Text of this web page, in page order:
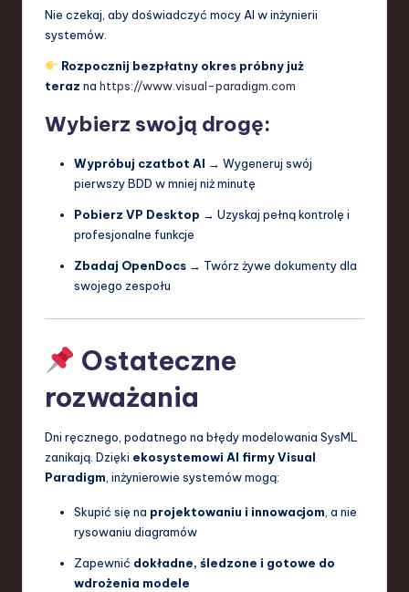
Nie czekaj, aby doświadczyć mocy AI w inżynierii
systemów.
Rozpocznij bezpłatny okres próbny już
teraz na https://www.visual-paradigm.com
Wybierz swoją drogę:
Wypróbuj czatbot AI → Wygeneruj swój
pierwszy BDD w mniej niż minutę
Pobierz VP Desktop → Uzyskaj pełną kontrolę i
profesjonalne funkcje
Zbadaj OpenDocs → Twórz żywe dokumenty dla
swojego zespołu
Ostateczne
rozważania
Dni ręcznego, podatnego na błędy modelowania SysML
zanikają. Dzięki ekosystemowi AI firmy Visual
Paradigm , inżynierowie systemów mogą:
Skupić się na projektowaniu i innowacjom , a nie
rysowaniu diagramów
Zapewnić dokładne, śledzone i gotowe do
wdrożenia modele